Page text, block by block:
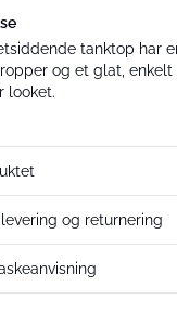
tanktop har
og et glat, enkelt
looket.
og returnering